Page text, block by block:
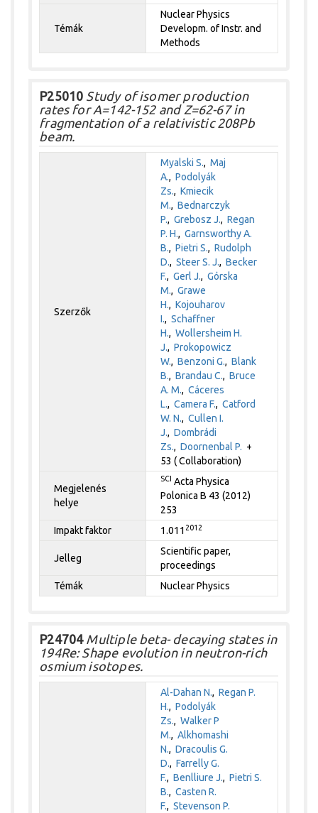
Témák
Nuclear Physics
Developm. of Instr. and
Methods
P25010 Study of isomer production
rates for A=142-152 and Z=62-67 in
fragmentation of a relativistic 208Pb
beam.
Szerzők
Myalski S.,Maj
A.,Podolyák
Zs.,Kmiecik
M.,Bednarczyk
P.,Grebosz J.,Regan
P. H.,Garnsworthy A.
B.,Pietri S.,Rudolph
D.,Steer S. J.,Becker
F.,Gerl J.,Górska
M.,Grawe
H.,Kojouharov
I.,Schaffner
H.,Wollersheim H.
J.,Prokopowicz
W.,Benzoni G.,Blank
B.,Brandau C.,Bruce
A. M.,Cáceres
L.,Camera F.,Catford
W. N.,Cullen I.
J.,Dombrádi
Zs.,Doornenbal P. +
53 ( Collaboration)
Megjelenés
helye
SCI Acta Physica
Polonica B 43 (2012)
253
Impakt faktor
1.011 2012
Jelleg
Scientific paper,
proceedings
Témák
Nuclear Physics
P24704Multiple beta- decaying states in
194Re: Shape evolution in neutron-rich
osmium isotopes.
Al-Dahan N.,Regan P.
H.,Podolyák
Zs.,Walker P
M.,Alkhomashi
N.,Dracoulis G.
D.,Farrelly G.
F.,Benlliure J.,Pietri S.
B.,Casten R.
F.,Stevenson P.